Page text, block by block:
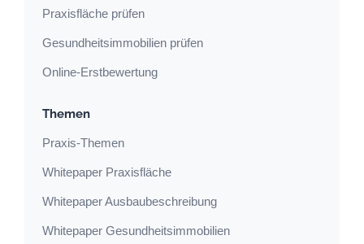
Praxisfläche prüfen
Gesundheitsimmobilien prüfen
Online-Erstbewertung
Themen
Praxis-Themen
Whitepaper Praxisfläche
Whitepaper Ausbaubeschreibung
Whitepaper Gesundheitsimmobilien